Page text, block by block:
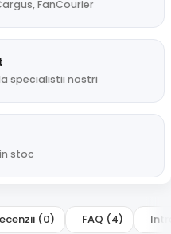
FanCourier
specialistii nostri
stoc
(0) FAQ (4)